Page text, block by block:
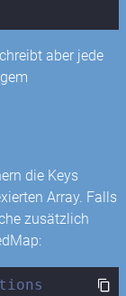
aber jede
die Keys
Array. Falls
zusätzlich